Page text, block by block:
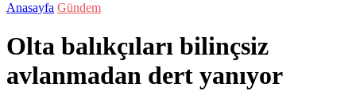
Anasayfa Gündem
Olta balıkçıları bilinçsiz
avlanmadan dert yanıyor